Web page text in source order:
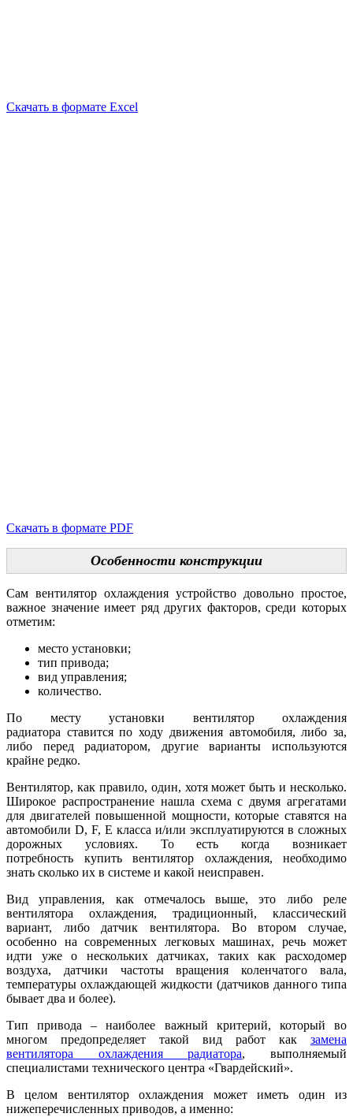
Скачать в формате Excel
Скачать в формате PDF
Особенности конструкции
Сам вентилятор охлаждения устройство довольно простое,
важное значение имеет ряд других факторов, среди которых
отметим:
место установки;
тип привода;
вид управления;
количество.
По месту установки вентилятор охлаждения
радиатора ставится по ходу движения автомобиля, либо за,
либо перед радиатором, другие варианты используются
крайне редко.
Вентилятор, как правило, один, хотя может быть и несколько.
Широкое распространение нашла схема с двумя агрегатами
для двигателей повышенной мощности, которые ставятся на
автомобили D, F, E класса и/или эксплуатируются в сложных
дорожных условиях. То есть когда возникает
потребность купить вентилятор охлаждения, необходимо
знать сколько их в системе и какой неисправен.
Вид управления, как отмечалось выше, это либо реле
вентилятора охлаждения, традиционный, классический
вариант, либо датчик вентилятора. Во втором случае,
особенно на современных легковых машинах, речь может
идти уже о нескольких датчиках, таких как расходомер
воздуха, датчики частоты вращения коленчатого вала,
температуры охлаждающей жидкости (датчиков данного типа
бывает два и более).
Тип привода – наиболее важный критерий, который во
многом предопределяет такой вид работ как замена
вентилятора охлаждения радиатора, выполняемый
специалистами технического центра «Гвардейский».
В целом вентилятор охлаждения может иметь один из
нижеперечисленных приводов, а именно: